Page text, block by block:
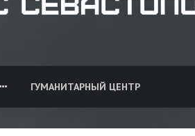
ГУМАНИТАРНЫЙ ЦЕНТР